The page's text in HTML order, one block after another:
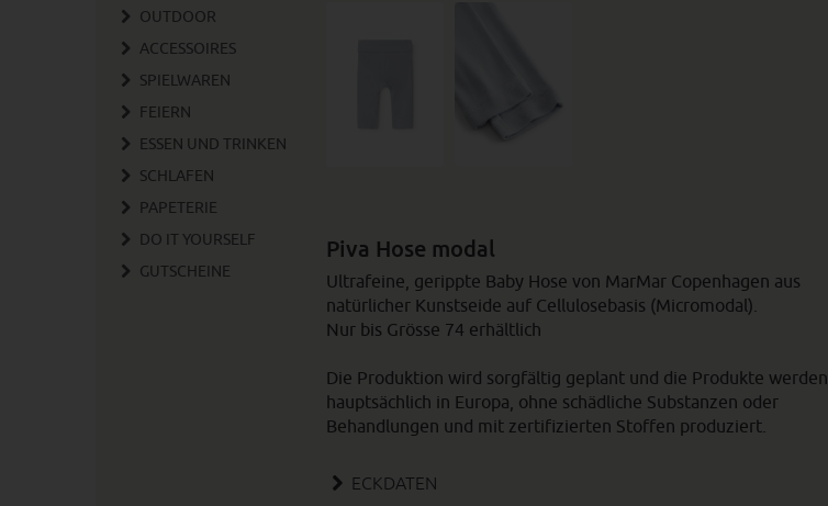
OUTDOOR
ACCESSOIRES
SPIELWAREN
FEIERN
ESSEN UND TRINKEN
SCHLAFEN
PAPETERIE
DO IT YOURSELF
GUTSCHEINE
Piva Hose modal
Ultrafeine, gerippte Baby Hose von MarMar Copenhagen aus
natürlicher Kunstseide auf Cellulosebasis (Micromodal).
Nur bis Grösse 74 erhältlich
Die Produktion wird sorgfältig geplant und die Produkte werden
hauptsächlich in Europa, ohne schädliche Substanzen oder
Behandlungen und mit zertifizierten Stoffen produziert.
ECKDATEN